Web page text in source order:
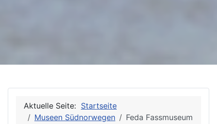
Aktuelle Seite: Startseite
Museen Südnorwegen
Feda Fassmuseum